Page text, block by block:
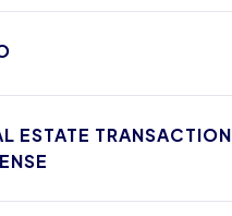
ESTATE TRANSACTION